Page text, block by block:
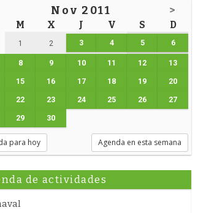
Nov 2011 >
M X J V S D
1 2 3 4 5 6
8 9 10 11 12 13
15 16 17 18 19 20
22 23 24 25 26 27
29 30
para hoy Agenda en esta semana
de actividades